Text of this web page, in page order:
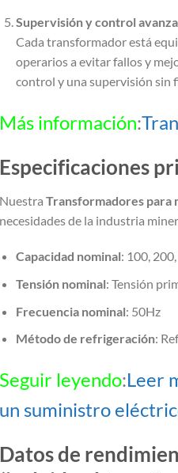
Supervisión y control
Cada transformador está
operarios a evitar fallos y
control y una supervisión sin
Más información:
Especificaciones
Nuestra Transformadores para
necesidades de la industria
Capacidad nominal: 100,
Tensión nominal: Tensión
Frecuencia nominal: 50Hz
Método de refrigeración:
Seguir leyendo:Leer
un suministro
Datos de